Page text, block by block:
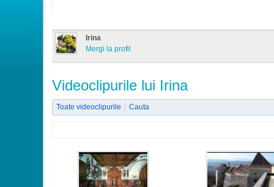
Irina
Mergi la profil
Videoclipurile lui Irina
Toate videoclipurile Cauta